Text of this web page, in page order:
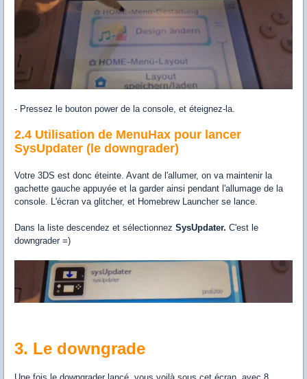
- Pressez le bouton power de la console, et éteignez-la.
2.4 Utilisation de MenuHax pour lancer
SysUpdater (le downgrader)
Votre 3DS est donc éteinte. Avant de l'allumer, on va maintenir la
gachette gauche appuyée et la garder ainsi pendant l'allumage de la
console. L'écran va glitcher, et Homebrew Launcher se lance.
Dans la liste descendez et sélectionnez SysUpdater. C'est le
downgrader =)
3. Le downgrade